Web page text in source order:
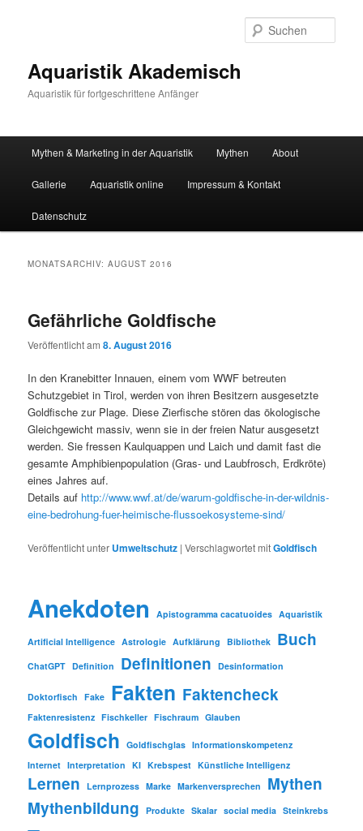
Aquaristik Akademisch
Aquaristik für fortgeschrittene Anfänger
Mythen & Marketing in der Aquaristik Mythen About
Gallerie Aquaristik online Impressum & Kontakt
Datenschutz
MONATSARCHIV:AUGUST 2016
Gefährliche Goldfische
Veröffentlicht am8. August 2016
In den Kranebitter Innauen, einem vom WWF betreuten
Schutzgebiet in Tirol, werden von ihren Besitzern ausgesetzte
Goldfische zur Plage. Diese Zierfische stören das ökologische
Gleichgewicht massiv, wenn sie in der freien Natur ausgesetzt
werden. Sie fressen Kaulquappen und Laich und damit fast die
gesamte Amphibienpopulation (Gras- und Laubfrosch, Erdkröte)
eines Jahres auf.
Details auf http://www.wwf.at/de/warum-goldfische-in-der-wildnis-
eine-bedrohung-fuer-heimische-flussoekosysteme-sind/
Veröffentlicht unter Umweltschutz |Verschlagwortet mitGoldfisch
Anekdoten Apistogramma cacatuoides Aquaristik
Artificial Intelligence Astrologie Aufklärung Bibliothek Buch
ChatGPT Definition Definitionen Desinformation
Doktorfisch Fake Fakten Faktencheck
Faktenresistenz Fischkeller Fischraum Glauben
Goldfisch Goldfischglas Informationskompetenz
Internet Interpretation KI Krebspest Künstliche Intelligenz
Lernen Lernprozess Marke Markenversprechen
Mythen
Mythenbildung
Produkte Skalar social media Steinkrebs